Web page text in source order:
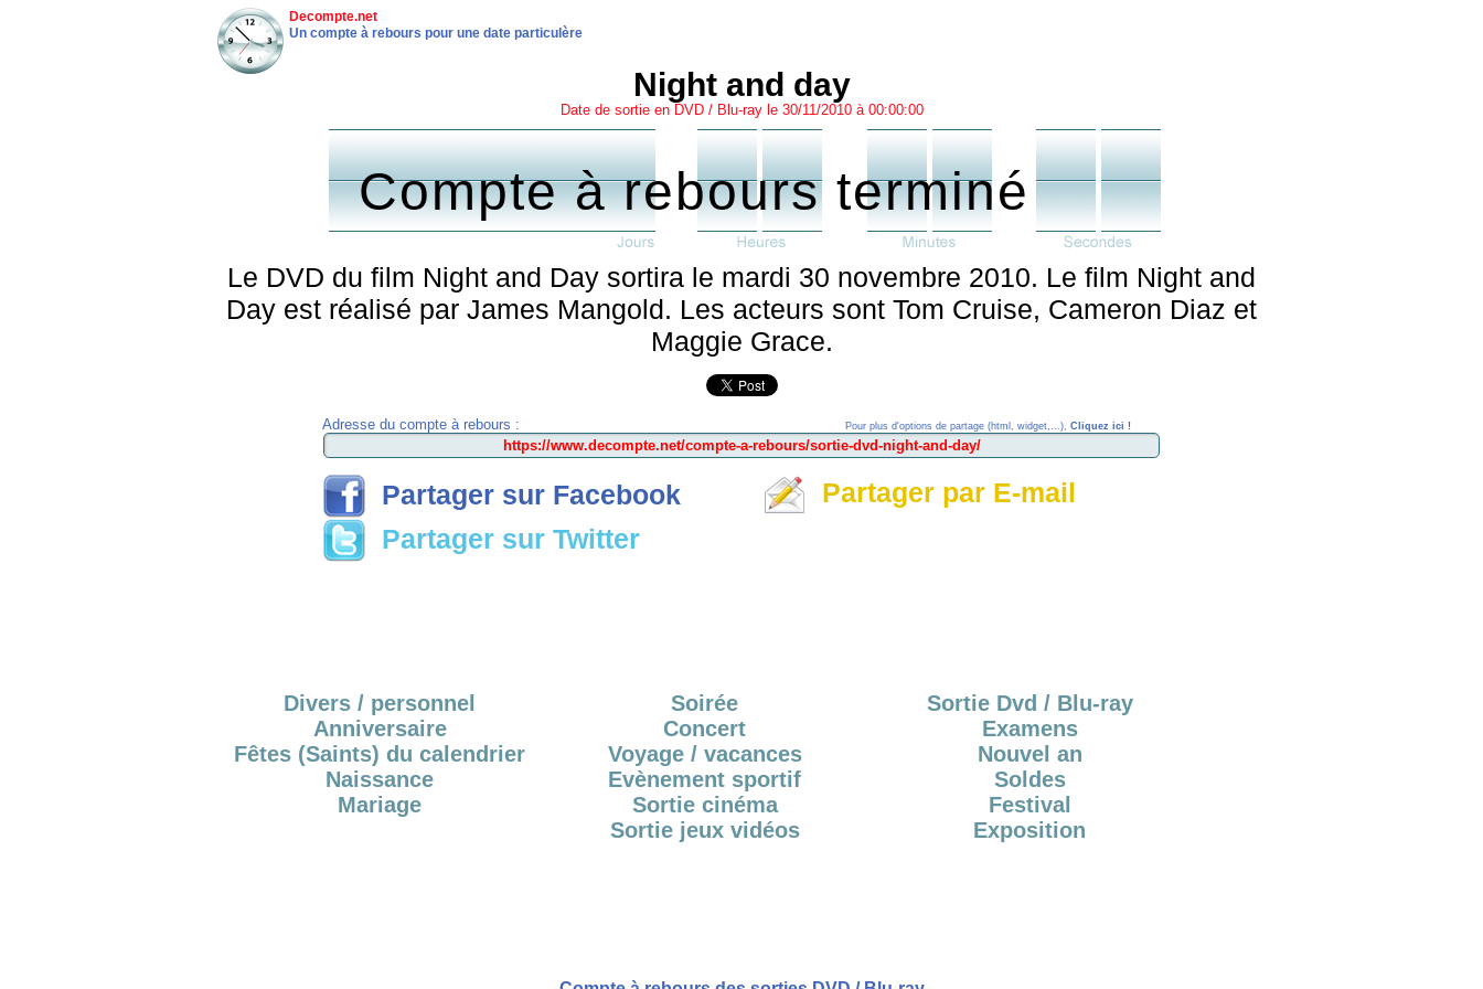
Decompte.net
Un compte à rebours pour une date particulère
Night and day
Date de sortie en DVD / Blu-ray le 30/11/2010 à 00:00:00
Compte à rebours terminé
Le DVD du film Night and Day sortira le mardi 30 novembre 2010. Le film Night and
Day est réalisé par James Mangold. Les acteurs sont Tom Cruise, Cameron Diaz et
Maggie Grace.
Adresse du compte à rebours : Pour plus d'options de partage (html, widget,...), Cliquez ici !
Partager sur Facebook
Partager sur Twitter
Partager par E-mail
Divers / personnel
Anniversaire
Fêtes (Saints) du calendrier
Naissance
Mariage
Soirée
Concert
Voyage / vacances
Evènement sportif
Sortie cinéma
Sortie jeux vidéos
Sortie Dvd / Blu-ray
Examens
Nouvel an
Soldes
Festival
Exposition